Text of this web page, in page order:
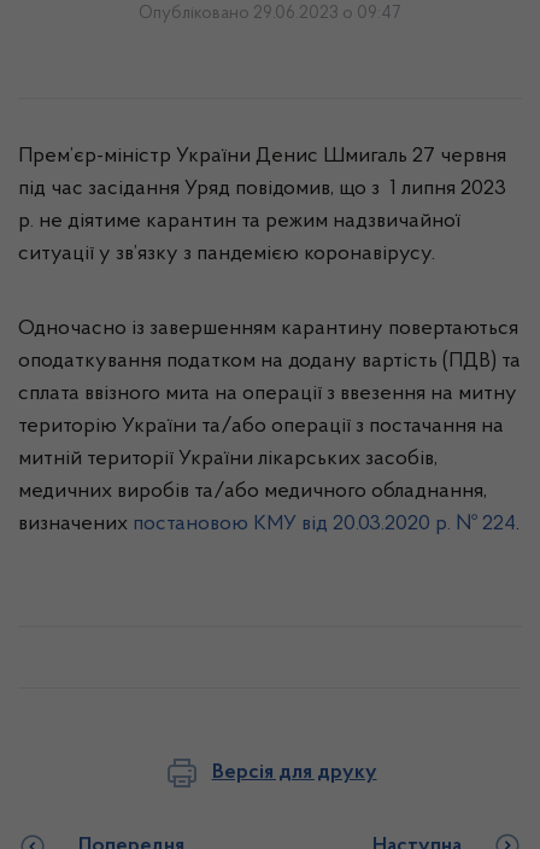
Опубліковано 29.06.2023 о 09:47
Прем’єр-міністр України Денис Шмигаль 27 червня
під час засідання Уряд повідомив, що з 1 липня 2023
р. не діятиме карантин та режим надзвичайної
ситуації у зв’язку з пандемією коронавірусу.
Одночасно із завершенням карантину повертаються
оподаткування податком на додану вартість (ПДВ) та
сплата ввізного мита на операції з ввезення на митну
територію України та/або операції з постачання на
митній території України лікарських засобів,
медичних виробів та/або медичного обладнання,
визначених постановою КМУ від 20.03.2020 р. № 224.
Версія для друку